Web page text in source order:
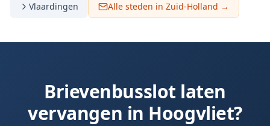
Vlaardingen
Alle steden in Zuid-Holland →
Brievenbusslot laten
vervangen in Hoogvliet?